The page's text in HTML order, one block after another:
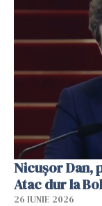
Nicușor Dan,
Atac dur la
26 IUNIE 2026